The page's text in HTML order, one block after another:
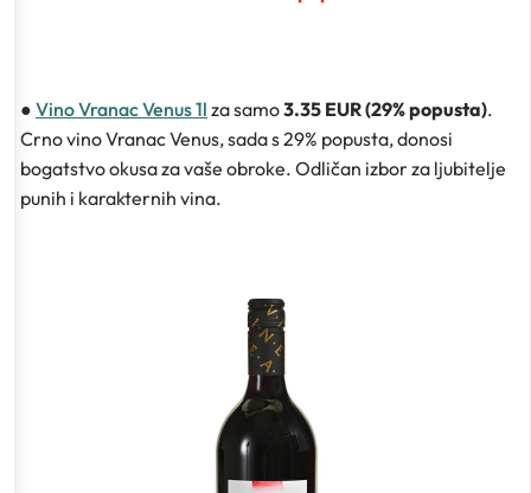
● Vino Vranac Venus 1l za samo3.35 EUR (29% popusta).
Crno vino Vranac Venus, sada s 29% popusta, donosi
bogatstvo okusa za vaše obroke. Odličan izbor za ljubitelje
punih i karakternih vina.